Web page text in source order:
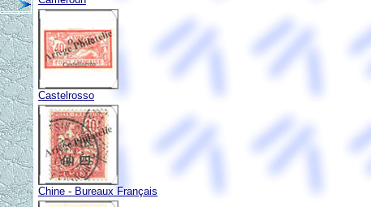
Castelrosso
Chine - Bureaux Français